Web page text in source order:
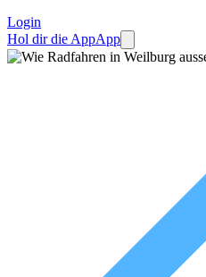
Login
Hol dir die AppApp